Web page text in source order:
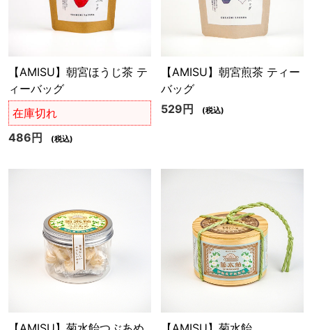
【AMISU】朝宮ほうじ茶 テ
ィーバッグ
在庫切れ
486円
(税込)
【AMISU】朝宮煎茶 ティー
バッグ
529円
(税込)